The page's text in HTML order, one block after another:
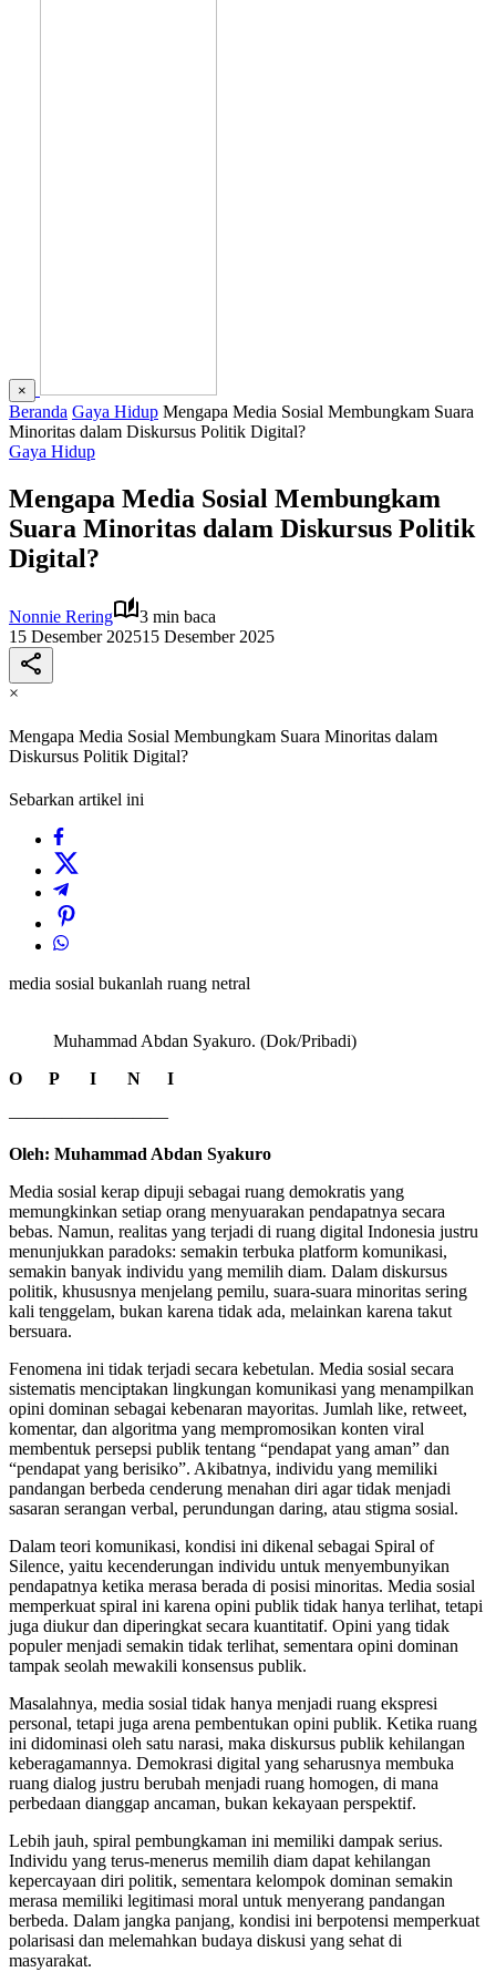
×
Beranda Gaya Hidup Mengapa Media Sosial Membungkam Suara
Minoritas dalam Diskursus Politik Digital?
Gaya Hidup
Mengapa Media Sosial Membungkam
Suara Minoritas dalam Diskursus Politik
Digital?
Nonnie Rering
3 min baca
15 Desember 202515 Desember 2025
×
Mengapa Media Sosial Membungkam Suara Minoritas dalam
Diskursus Politik Digital?
Sebarkan artikel ini
media sosial bukanlah ruang netral
Muhammad Abdan Syakuro. (Dok/Pribadi)
O P I N I
—————————
Oleh: Muhammad Abdan Syakuro
Media sosial kerap dipuji sebagai ruang demokratis yang
memungkinkan setiap orang menyuarakan pendapatnya secara
bebas. Namun, realitas yang terjadi di ruang digital Indonesia justru
menunjukkan paradoks: semakin terbuka platform komunikasi,
semakin banyak individu yang memilih diam. Dalam diskursus
politik, khususnya menjelang pemilu, suara-suara minoritas sering
kali tenggelam, bukan karena tidak ada, melainkan karena takut
bersuara.
Fenomena ini tidak terjadi secara kebetulan. Media sosial secara
sistematis menciptakan lingkungan komunikasi yang menampilkan
opini dominan sebagai kebenaran mayoritas. Jumlah like, retweet,
komentar, dan algoritma yang mempromosikan konten viral
membentuk persepsi publik tentang “pendapat yang aman” dan
“pendapat yang berisiko”. Akibatnya, individu yang memiliki
pandangan berbeda cenderung menahan diri agar tidak menjadi
sasaran serangan verbal, perundungan daring, atau stigma sosial.
Dalam teori komunikasi, kondisi ini dikenal sebagai Spiral of
Silence, yaitu kecenderungan individu untuk menyembunyikan
pendapatnya ketika merasa berada di posisi minoritas. Media sosial
memperkuat spiral ini karena opini publik tidak hanya terlihat, tetapi
juga diukur dan diperingkat secara kuantitatif. Opini yang tidak
populer menjadi semakin tidak terlihat, sementara opini dominan
tampak seolah mewakili konsensus publik.
Masalahnya, media sosial tidak hanya menjadi ruang ekspresi
personal, tetapi juga arena pembentukan opini publik. Ketika ruang
ini didominasi oleh satu narasi, maka diskursus publik kehilangan
keberagamannya. Demokrasi digital yang seharusnya membuka
ruang dialog justru berubah menjadi ruang homogen, di mana
perbedaan dianggap ancaman, bukan kekayaan perspektif.
Lebih jauh, spiral pembungkaman ini memiliki dampak serius.
Individu yang terus-menerus memilih diam dapat kehilangan
kepercayaan diri politik, sementara kelompok dominan semakin
merasa memiliki legitimasi moral untuk menyerang pandangan
berbeda. Dalam jangka panjang, kondisi ini berpotensi memperkuat
polarisasi dan melemahkan budaya diskusi yang sehat di
masyarakat.